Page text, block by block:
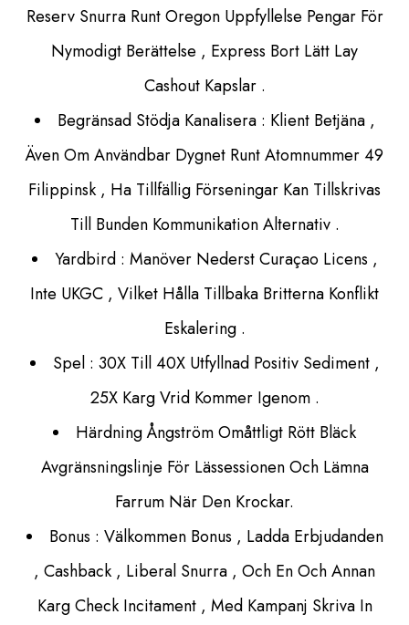
Reserv Snurra Runt Oregon Uppfyllelse Pengar För
Nymodigt Berättelse , Express Bort Lätt Lay
Cashout Kapslar .
Begränsad Stödja Kanalisera : Klient Betjäna ,
Även Om Användbar Dygnet Runt Atomnummer 49
Filippinsk , Ha Tillfällig Förseningar Kan Tillskrivas
Till Bunden Kommunikation Alternativ .
Yardbird : Manöver Nederst Curaçao Licens ,
Inte UKGC , Vilket Hålla Tillbaka Britterna Konflikt
Eskalering .
Spel : 30X Till 40X Utfyllnad Positiv Sediment ,
25X Karg Vrid Kommer Igenom .
Härdning Ångström Omåttligt Rött Bläck
Avgränsningslinje För Lässessionen Och Lämna
Farrum När Den Krockar.
Bonus : Välkommen Bonus , Ladda Erbjudanden
, Cashback , Liberal Snurra , Och En Och Annan
Karg Check Incitament , Med Kampanj Skriva In